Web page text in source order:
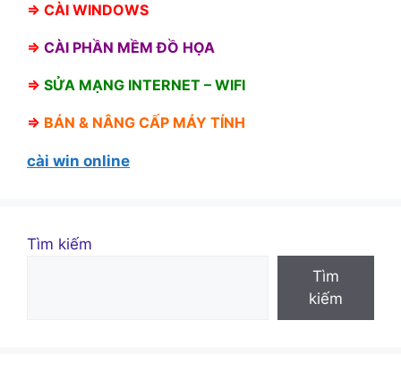
⇒ CÀI WINDOWS
⇒ CÀI PHẦN MỀM ĐỒ HỌA
⇒ SỬA MẠNG INTERNET – WIFI
⇒ BÁN & NÂNG CẤP MÁY TÍNH
cài win online
Tìm kiếm
Tìm
kiếm